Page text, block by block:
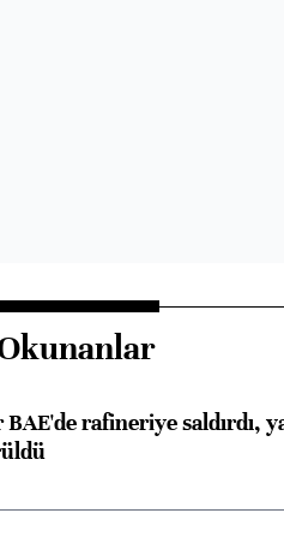
rafineriye saldırdı,